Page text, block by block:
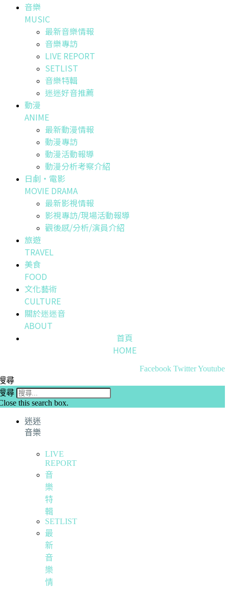
音樂
MUSIC
最新音樂情報
音樂專訪
LIVE REPORT
SETLIST
音樂特輯
迷迷好音推薦
動漫
ANIME
最新動漫情報
動漫專訪
動漫活動報導
動漫分析考察介紹
日劇・電影
MOVIE DRAMA
最新影視情報
影視專訪/現場活動報導
觀後感/分析/演員介紹
旅遊
TRAVEL
美食
FOOD
文化藝術
CULTURE
關於迷迷音
ABOUT
首頁
HOME
Facebook TwitterYoutube
尋
尋
this search box.
迷迷
音樂
LIVE
REPORT
音
樂
特
輯
SETLIST
最
新
音
樂
情